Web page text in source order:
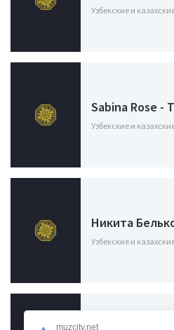
Узбекские и
Sabina Rose -
Узбекские и
Никита
Узбекские и
muzcity.net